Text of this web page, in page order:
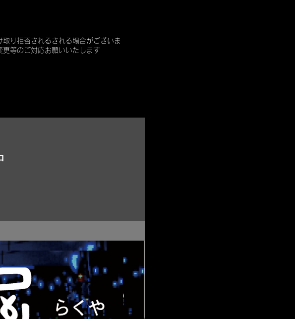
り拒否されるされる場合がございま
等のご対応お願いいたします